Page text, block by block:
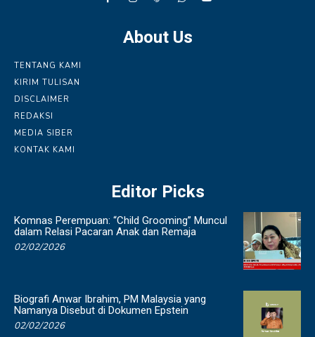
About Us
TENTANG KAMI
KIRIM TULISAN
DISCLAIMER
REDAKSI
MEDIA SIBER
KONTAK KAMI
Editor Picks
Komnas Perempuan: “Child Grooming” Muncul
dalam Relasi Pacaran Anak dan Remaja
02/02/2026
Biografi Anwar Ibrahim, PM Malaysia yang
Namanya Disebut di Dokumen Epstein
02/02/2026